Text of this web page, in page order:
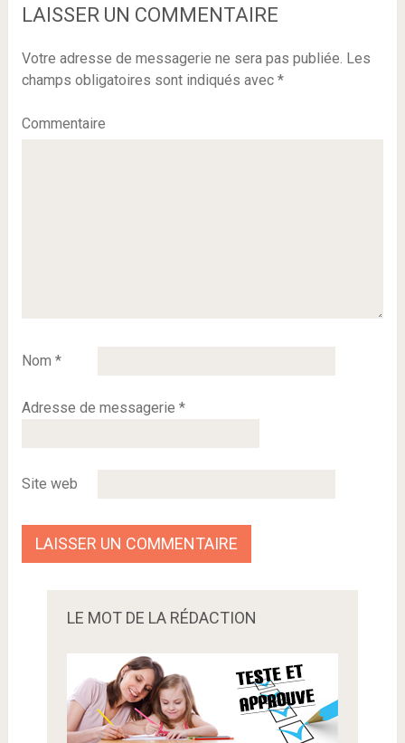
LAISSER UN COMMENTAIRE
Votre adresse de messagerie ne sera pas publiée. Les
champs obligatoires sont indiqués avec *
Commentaire
Nom *
Adresse de messagerie *
Site web
LE MOT DE LA RÉDACTION